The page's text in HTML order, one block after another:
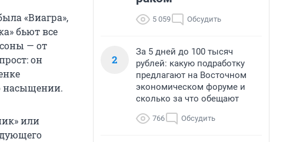
«Виагра»,
бьют все
— от
он
насыщении.
или
5 059 Обсудить
2
За 5 дней до 100 тысяч
рублей: какую подработку
предлагают на Восточном
экономическом форуме и
сколько за что обещают
766 Обсудить